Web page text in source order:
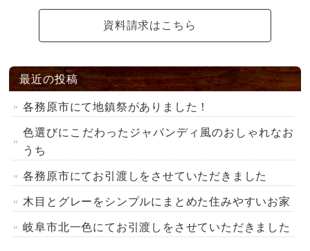
資料請求はこちら
最近の投稿
各務原市にて地鎮祭がありました！
色選びにこだわったジャパンディ風のおしゃれなお
うち
各務原市にてお引渡しをさせていただきました
木目とグレーをシンプルにまとめた住みやすいお家
岐阜市北一色にてお引渡しをさせていただきました